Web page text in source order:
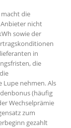
macht die
nicht
sowie der
in
die
Lupe nehmen. Als
(häufig
Wechselprämie
zum
gezahlt